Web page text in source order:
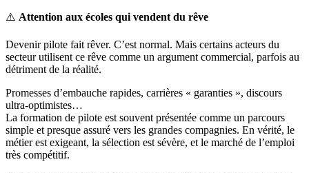
⚠ Attention aux écoles qui vendent du rêve
Devenir pilote fait rêver. C’est normal. Mais certains acteurs du
secteur utilisent ce rêve comme un argument commercial, parfois au
détriment de la réalité.
Promesses d’embauche rapides, carrières « garanties », discours
ultra-optimistes…
La formation de pilote est souvent présentée comme un parcours
simple et presque assuré vers les grandes compagnies. En vérité, le
métier est exigeant, la sélection est sévère, et le marché de l’emploi
très compétitif.